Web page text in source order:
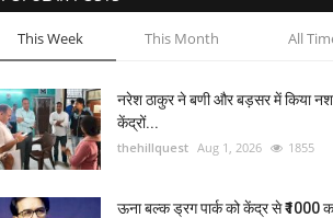
This Week This Month All
नरेश ठाकुर ने बणी और बड़सर में किया
केंद्रों...
thehillquest Aug 1, 2026 1855
ऊना बल्क ड्रग पार्क को केंद्र से ₹1000